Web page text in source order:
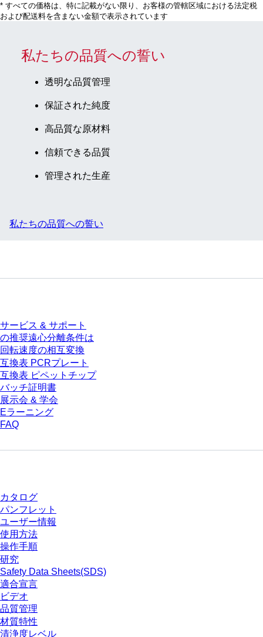
菌、パイロ
* すべての価格は、特に記載がない限り、お客様の管轄区域における法定税
および配送料を含まない金額で表示されています
私たちの品質への誓い
透明な品質管理
保証された純度
高品質な原材料
信頼できる品質
管理された生産
私たちの品質への誓い
サービス & サポート
の推奨遠心分離条件は
回転速度の相互変換
互換表 PCRプレート
互換表 ピペットチップ
バッチ証明書
展示会 & 学会
Eラーニング
FAQ
カタログ
パンフレット
ユーザー情報
使用方法
操作手順
研究
Safety Data Sheets(SDS)
適合宣言
ビデオ
品質管理
材質特性
清浄度レベル